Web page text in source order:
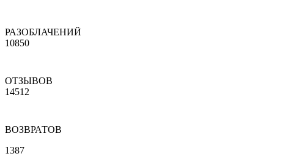
РАЗОБЛАЧЕНИЙ
10850
ОТЗЫВОВ
14512
ВОЗВРАТОВ
1387